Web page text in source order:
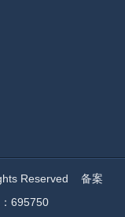
Reserved 备案
695750